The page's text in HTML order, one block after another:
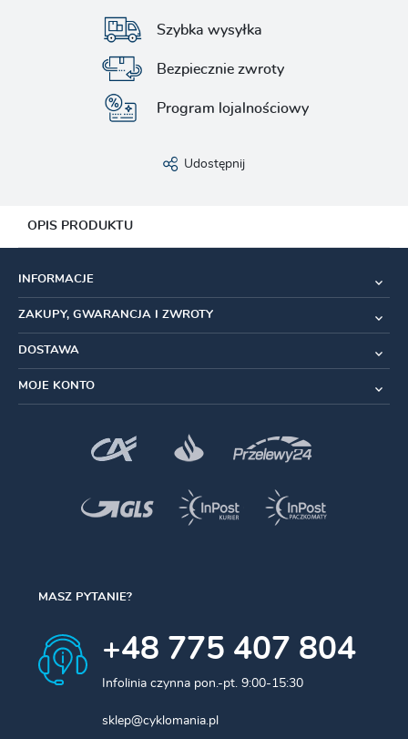
Szybka wysyłka
Bezpiecznie zwroty
Program lojalnościowy
Udostępnij
OPIS PRODUKTU
Specyfikacja
Montaż tarczy:Przednie / tylnie koło
Mocowanie
Rozmiar
Kompatybilność : Seria hamulców MT
Rodzaj montażu : Nakrętka – wewnętrzne mocowanie
klucza
W zestawie
1 x Tarcza hamulcowa
1 x Nakrętka
Montaż tarczy
INFORMACJE
ZAKUPY, GWARANCJA I ZWROTY
DOSTAWA
MOJE KONTO
MASZ PYTANIE?
+48 775 407 804
Infolinia czynna pon.-pt. 9:00-15:30
sklep@cyklomania.pl